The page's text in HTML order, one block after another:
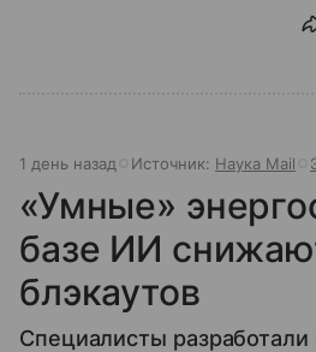
1 день назад Источник: Наука Mail
«Умные»
базе ИИ
блэкаутов
Специалисты